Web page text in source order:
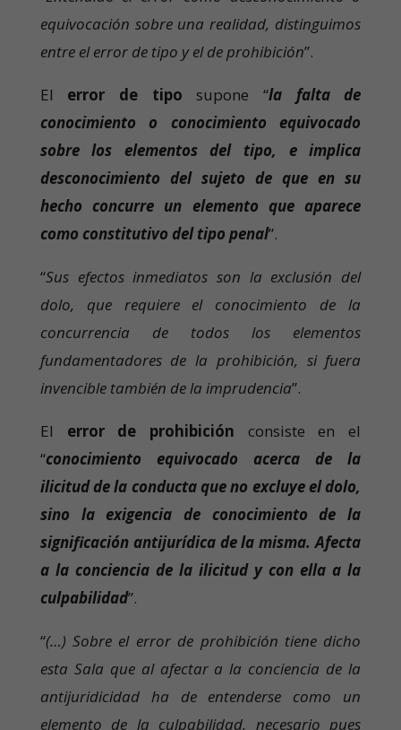
equivocación sobre una realidad, distinguimos
entre el error de tipo y el de prohibición”.
El error de tipo supone “la falta de
conocimiento o conocimiento equivocado
sobre los elementos del tipo, e implica
desconocimiento del sujeto de que en su
hecho concurre un elemento que aparece
como constitutivo del tipo penal”.
“Sus efectos inmediatos son la exclusión del
dolo, que requiere el conocimiento de la
concurrencia de todos los elementos
fundamentadores de la prohibición, si fuera
invencible también de la imprudencia”.
El error de prohibición consiste en el
“conocimiento equivocado acerca de la
ilicitud de la conducta que no excluye el dolo,
sino la exigencia de conocimiento de la
significación antijurídica de la misma. Afecta
a la conciencia de la ilicitud y con ella a la
culpabilidad”.
“(…) Sobre el error de prohibición tiene dicho
esta Sala que al afectar a la conciencia de la
antijuridicidad ha de entenderse como un
elemento de la culpabilidad, necesario pues